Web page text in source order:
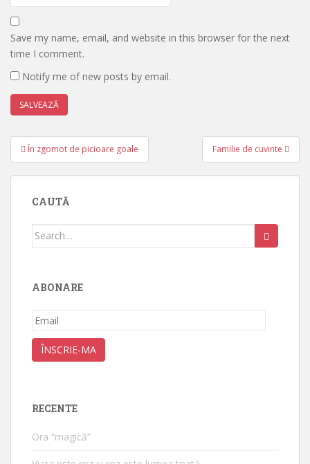
Save my name, email, and website in this browser for the next
time I comment.
Notify me of new posts by email.
Post
navigation
În zgomot de picioare goale Familie de cuvinte
CAUTĂ
Search
ABONARE
Email
ÎNSCRIE-MA
RECENTE
Ora “magică”